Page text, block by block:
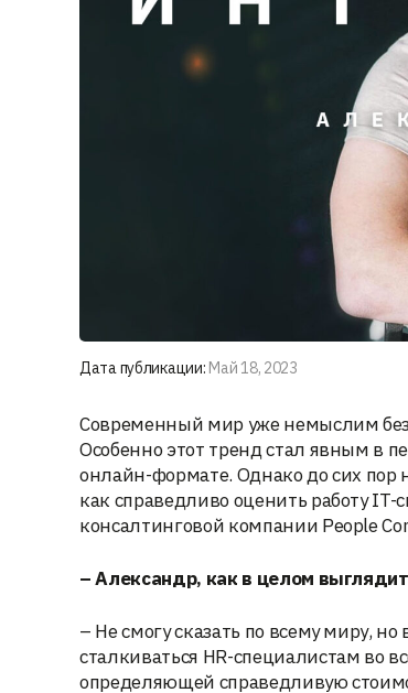
Дата публикации: Май 18, 2023
Современный мир уже немыслим без
Особенно этот тренд стал явным в
онлайн-формате. Однако до сих пор
как справедливо оценить работу
консалтинговой компании People
– Александр, как в целом
– Не смогу сказать по всему миру,
сталкиваться HR-специалистам во
определяющей справедливую